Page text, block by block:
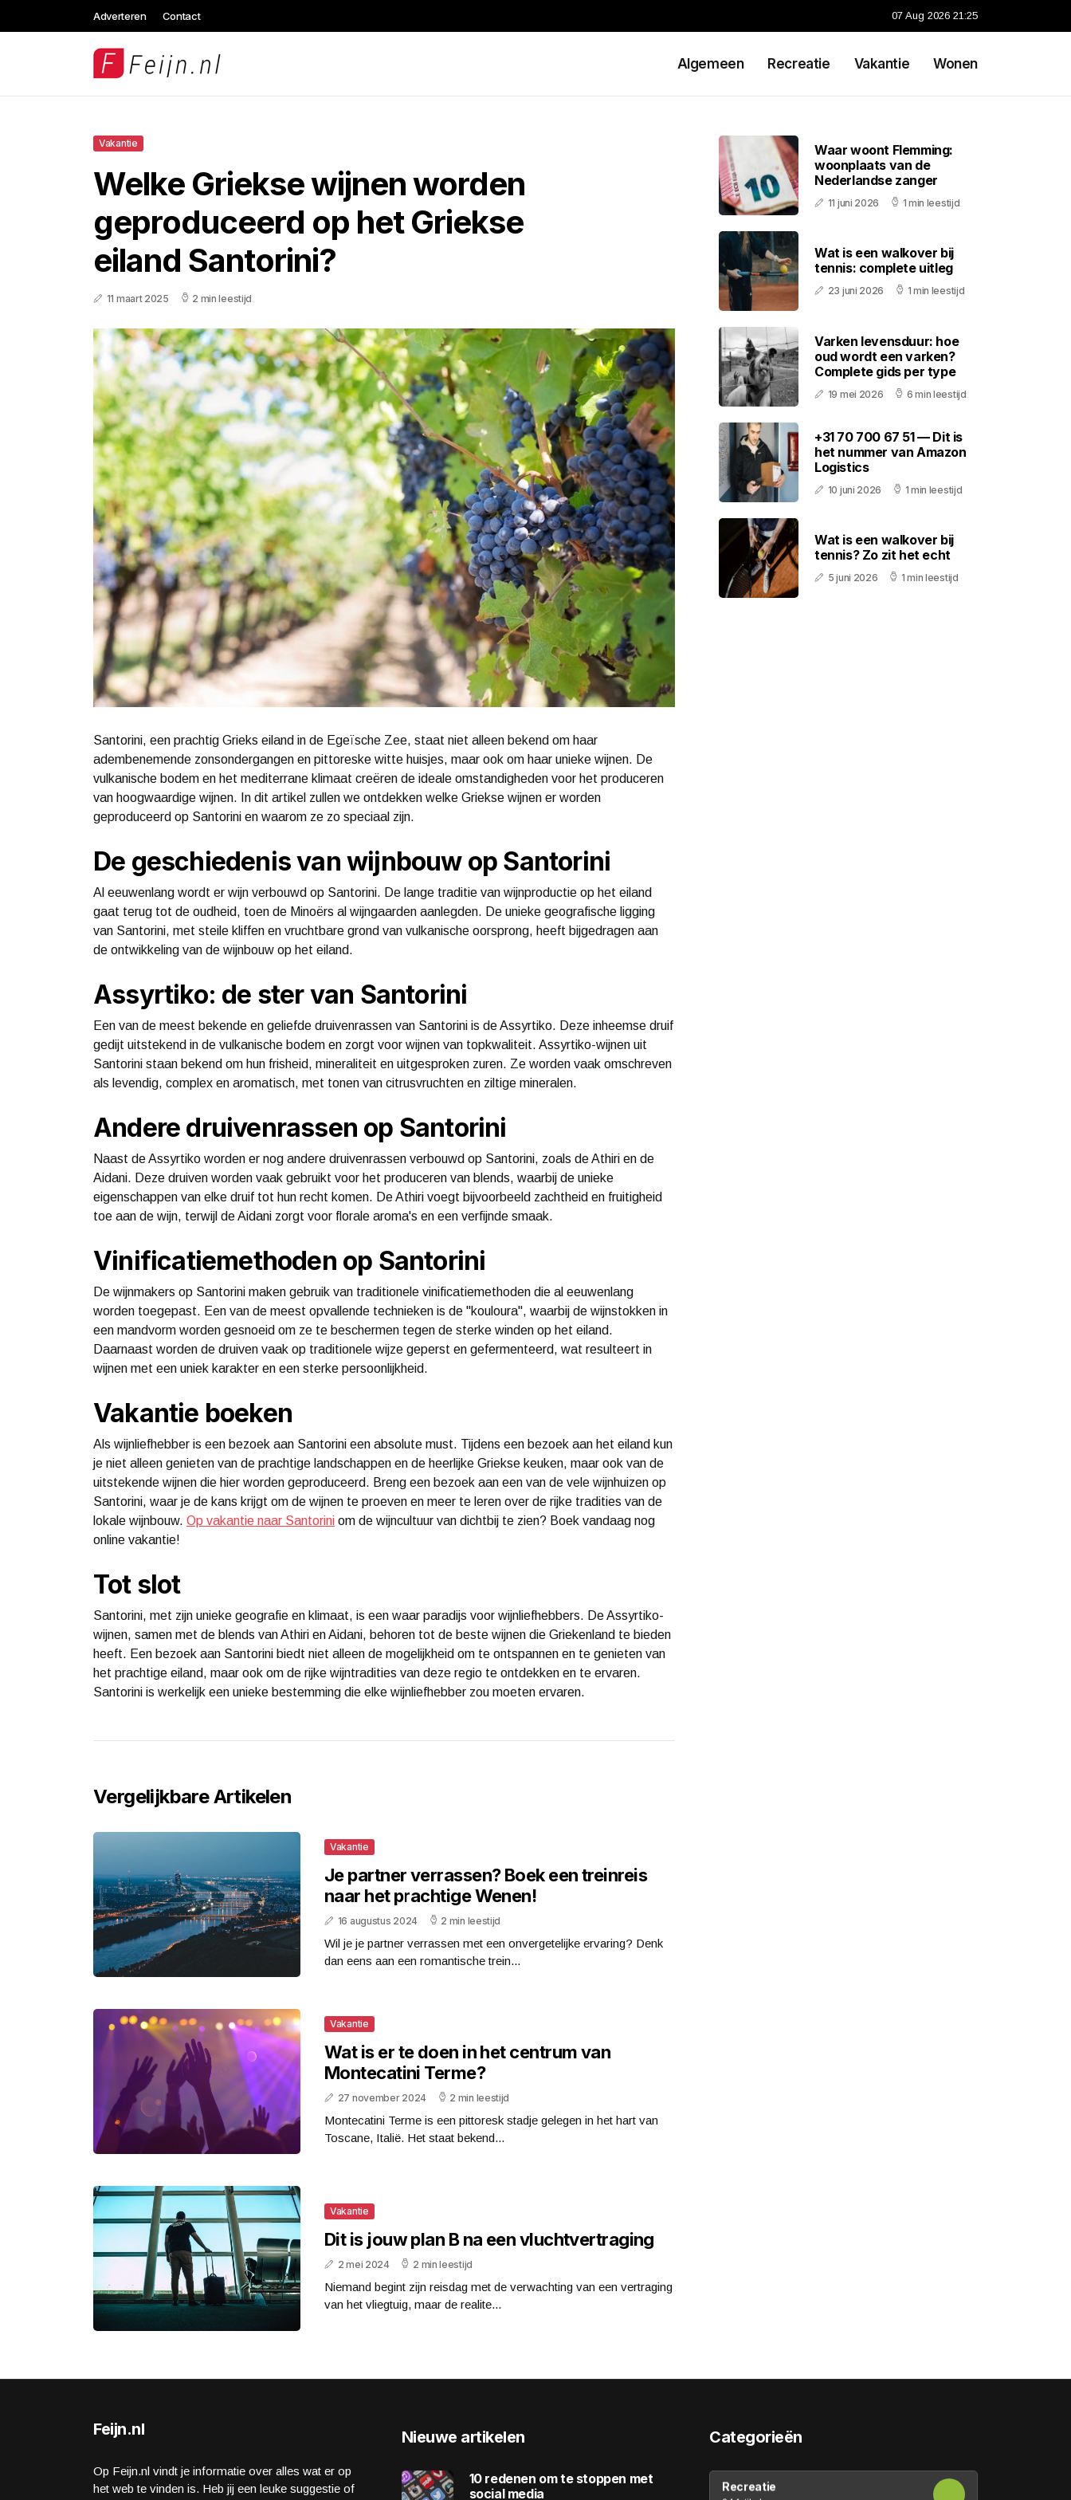
Adverteren Contact 07 Aug 2026 21:25
Algemeen Recreatie Vakantie Wonen
Vakantie
Welke Griekse wijnen worden
geproduceerd op het Griekse
eiland Santorini?
11 maart 2025 2 min leestijd
Santorini, een prachtig Grieks eiland in de Egeïsche Zee, staat niet alleen bekend om haar
adembenemende zonsondergangen en pittoreske witte huisjes, maar ook om haar unieke wijnen. De
vulkanische bodem en het mediterrane klimaat creëren de ideale omstandigheden voor het produceren
van hoogwaardige wijnen. In dit artikel zullen we ontdekken welke Griekse wijnen er worden
geproduceerd op Santorini en waarom ze zo speciaal zijn.
De geschiedenis van wijnbouw op Santorini
Al eeuwenlang wordt er wijn verbouwd op Santorini. De lange traditie van wijnproductie op het eiland
gaat terug tot de oudheid, toen de Minoërs al wijngaarden aanlegden. De unieke geografische ligging
van Santorini, met steile kliffen en vruchtbare grond van vulkanische oorsprong, heeft bijgedragen aan
de ontwikkeling van de wijnbouw op het eiland.
Assyrtiko: de ster van Santorini
Een van de meest bekende en geliefde druivenrassen van Santorini is de Assyrtiko. Deze inheemse druif
gedijt uitstekend in de vulkanische bodem en zorgt voor wijnen van topkwaliteit. Assyrtiko-wijnen uit
Santorini staan bekend om hun frisheid, mineraliteit en uitgesproken zuren. Ze worden vaak omschreven
als levendig, complex en aromatisch, met tonen van citrusvruchten en ziltige mineralen.
Andere druivenrassen op Santorini
Naast de Assyrtiko worden er nog andere druivenrassen verbouwd op Santorini, zoals de Athiri en de
Aidani. Deze druiven worden vaak gebruikt voor het produceren van blends, waarbij de unieke
eigenschappen van elke druif tot hun recht komen. De Athiri voegt bijvoorbeeld zachtheid en fruitigheid
toe aan de wijn, terwijl de Aidani zorgt voor florale aroma's en een verfijnde smaak.
Vinificatiemethoden op Santorini
De wijnmakers op Santorini maken gebruik van traditionele vinificatiemethoden die al eeuwenlang
worden toegepast. Een van de meest opvallende technieken is de "kouloura", waarbij de wijnstokken in
een mandvorm worden gesnoeid om ze te beschermen tegen de sterke winden op het eiland.
Daarnaast worden de druiven vaak op traditionele wijze geperst en gefermenteerd, wat resulteert in
wijnen met een uniek karakter en een sterke persoonlijkheid.
Vakantie boeken
Als wijnliefhebber is een bezoek aan Santorini een absolute must. Tijdens een bezoek aan het eiland kun
je niet alleen genieten van de prachtige landschappen en de heerlijke Griekse keuken, maar ook van de
uitstekende wijnen die hier worden geproduceerd. Breng een bezoek aan een van de vele wijnhuizen op
Santorini, waar je de kans krijgt om de wijnen te proeven en meer te leren over de rijke tradities van de
lokale wijnbouw. Op vakantie naar Santorini om de wijncultuur van dichtbij te zien? Boek vandaag nog
online vakantie!
Tot slot
Santorini, met zijn unieke geografie en klimaat, is een waar paradijs voor wijnliefhebbers. De Assyrtiko-
wijnen, samen met de blends van Athiri en Aidani, behoren tot de beste wijnen die Griekenland te bieden
heeft. Een bezoek aan Santorini biedt niet alleen de mogelijkheid om te ontspannen en te genieten van
het prachtige eiland, maar ook om de rijke wijntradities van deze regio te ontdekken en te ervaren.
Santorini is werkelijk een unieke bestemming die elke wijnliefhebber zou moeten ervaren.
Vergelijkbare Artikelen
Vakantie
Je partner verrassen? Boek een treinreis
naar het prachtige Wenen!
16 augustus 2024 2 min leestijd
Wil je je partner verrassen met een onvergetelijke ervaring? Denk
dan eens aan een romantische trein...
Vakantie
Wat is er te doen in het centrum van
Montecatini Terme?
27 november 2024 2 min leestijd
Montecatini Terme is een pittoresk stadje gelegen in het hart van
Toscane, Italië. Het staat bekend...
Vakantie
Dit is jouw plan B na een vluchtvertraging
2 mei 2024 2 min leestijd
Niemand begint zijn reisdag met de verwachting van een vertraging
van het vliegtuig, maar de realite...
Waar woont Flemming:
woonplaats van de
Nederlandse zanger
11 juni 2026 1 min leestijd
Wat is een walkover bij
tennis: complete uitleg
23 juni 2026 1 min leestijd
Varken levensduur: hoe
oud wordt een varken?
Complete gids per type
19 mei 2026 6 min leestijd
+31 70 700 67 51 — Dit is
het nummer van Amazon
Logistics
10 juni 2026 1 min leestijd
Wat is een walkover bij
tennis? Zo zit het echt
5 juni 2026 1 min leestijd
Feijn.nl
Op Feijn.nl vindt je informatie over alles wat er op
het web te vinden is. Heb jij een leuke suggestie of
Nieuwe artikelen
10 redenen om te stoppen met
social media
Categorieën
Recreatie